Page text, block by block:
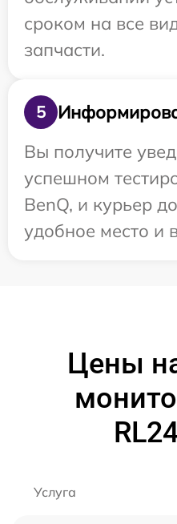
сроком на все
запчасти.
5
Вы получите
успешном
BenQ, и курьер
удобное место и
Цены
Услуга